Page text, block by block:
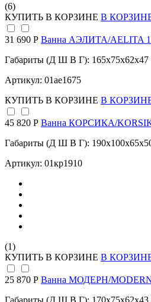
(6)
КУПИТЬ В КОРЗИНЕ В
31 690 Р Ванна АЭЛИТА/AELITA
Габариты (Д Ш В Г): 165x75x62x47
Артикул: 01ае1675
КУПИТЬ В КОРЗИНЕ В
45 820 Р Ванна КОРСИКА/
Габариты (Д Ш В Г):
Артикул: 01кр1910
(1)
КУПИТЬ В КОРЗИНЕ В
25 870 Р Ванна МОДЕРН/
Габариты (Д Ш В Г): 170x75x62x43